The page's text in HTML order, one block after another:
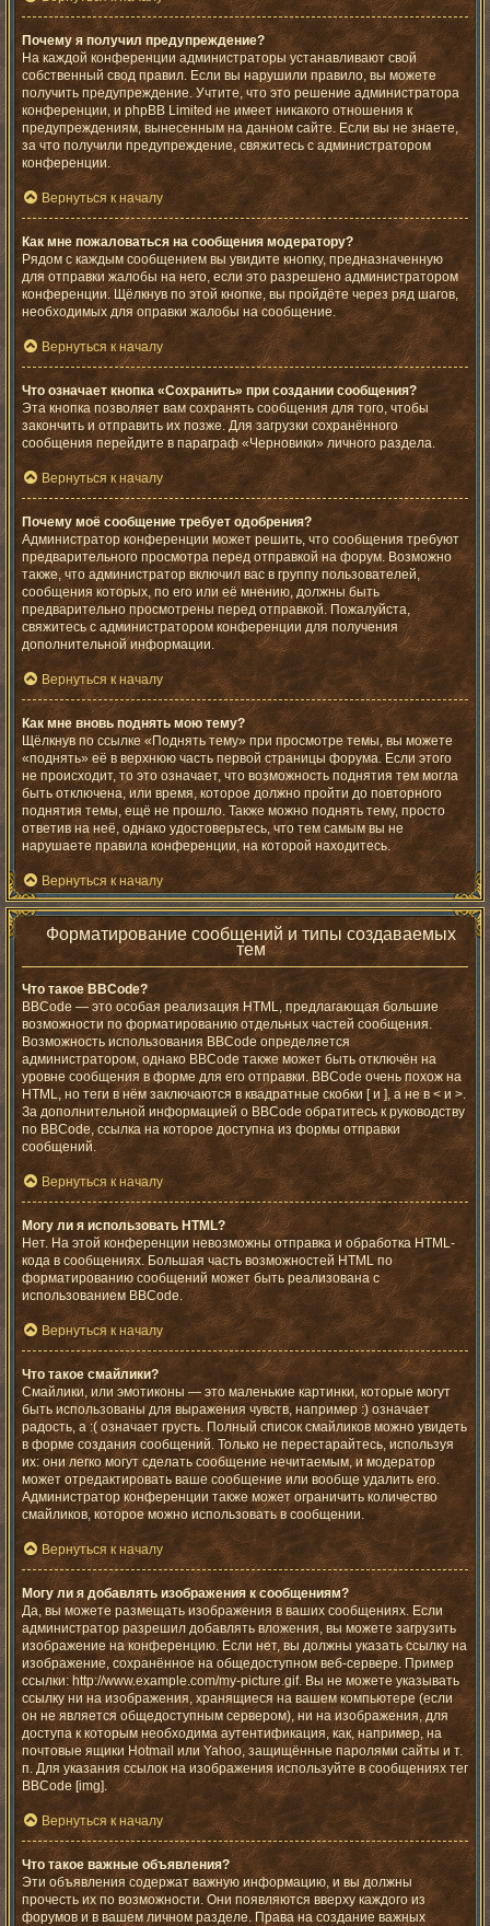
Почему я получил предупреждение?
На каждой конференции администраторы устанавливают свой
собственный свод правил. Если вы нарушили правило, вы можете
получить предупреждение. Учтите, что это решение администратора
конференции, и phpBB Limited не имеет никакого отношения к
предупреждениям, вынесенным на данном сайте. Если вы не знаете,
за что получили предупреждение, свяжитесь с администратором
конференции.
Вернуться к началу
Как мне пожаловаться на сообщения модератору?
Рядом с каждым сообщением вы увидите кнопку, предназначенную
для отправки жалобы на него, если это разрешено администратором
конференции. Щёлкнув по этой кнопке, вы пройдёте через ряд шагов,
необходимых для оправки жалобы на сообщение.
Вернуться к началу
Что означает кнопка «Сохранить» при создании сообщения?
Эта кнопка позволяет вам сохранять сообщения для того, чтобы
закончить и отправить их позже. Для загрузки сохранённого
сообщения перейдите в параграф «Черновики» личного раздела.
Вернуться к началу
Почему моё сообщение требует одобрения?
Администратор конференции может решить, что сообщения требуют
предварительного просмотра перед отправкой на форум. Возможно
также, что администратор включил вас в группу пользователей,
сообщения которых, по его или её мнению, должны быть
предварительно просмотрены перед отправкой. Пожалуйста,
свяжитесь с администратором конференции для получения
дополнительной информации.
Вернуться к началу
Как мне вновь поднять мою тему?
Щёлкнув по ссылке «Поднять тему» при просмотре темы, вы можете
«поднять» её в верхнюю часть первой страницы форума. Если этого
не происходит, то это означает, что возможность поднятия тем могла
быть отключена, или время, которое должно пройти до повторного
поднятия темы, ещё не прошло. Также можно поднять тему, просто
ответив на неё, однако удостоверьтесь, что тем самым вы не
нарушаете правила конференции, на которой находитесь.
Вернуться к началу
Форматирование сообщений и типы создаваемых
тем
Что такое BBCode?
BBCode — это особая реализация HTML, предлагающая большие
возможности по форматированию отдельных частей сообщения.
Возможность использования BBCode определяется
администратором, однако BBCode также может быть отключён на
уровне сообщения в форме для его отправки. BBCode очень похож на
HTML, но теги в нём заключаются в квадратные скобки [ и ], а не в < и >.
За дополнительной информацией о BBCode обратитесь к руководству
по BBCode, ссылка на которое доступна из формы отправки
сообщений.
Вернуться к началу
Могу ли я использовать HTML?
Нет. На этой конференции невозможны отправка и обработка HTML-
кода в сообщениях. Большая часть возможностей HTML по
форматированию сообщений может быть реализована с
использованием BBCode.
Вернуться к началу
Что такое смайлики?
Смайлики, или эмотиконы — это маленькие картинки, которые могут
быть использованы для выражения чувств, например :) означает
радость, а :( означает грусть. Полный список смайликов можно увидеть
в форме создания сообщений. Только не перестарайтесь, используя
их: они легко могут сделать сообщение нечитаемым, и модератор
может отредактировать ваше сообщение или вообще удалить его.
Администратор конференции также может ограничить количество
смайликов, которое можно использовать в сообщении.
Вернуться к началу
Могу ли я добавлять изображения к сообщениям?
Да, вы можете размещать изображения в ваших сообщениях. Если
администратор разрешил добавлять вложения, вы можете загрузить
изображение на конференцию. Если нет, вы должны указать ссылку на
изображение, сохранённое на общедоступном веб-сервере. Пример
ссылки: http://www.example.com/my-picture.gif. Вы не можете указывать
ссылку ни на изображения, хранящиеся на вашем компьютере (если
он не является общедоступным сервером), ни на изображения, для
доступа к которым необходима аутентификация, как, например, на
почтовые ящики Hotmail или Yahoo, защищённые паролями сайты и т.
п. Для указания ссылок на изображения используйте в сообщениях тег
BBCode [img].
Вернуться к началу
Что такое важные объявления?
Эти объявления содержат важную информацию, и вы должны
прочесть их по возможности. Они появляются вверху каждого из
форумов и в вашем личном разделе. Права на создание важных